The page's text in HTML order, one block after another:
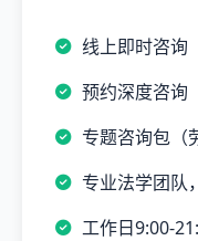
线上即时咨询
预约深度咨询
专题咨询包（
专业法学团队
工作日9:00-